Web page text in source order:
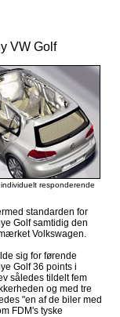
VW Golf
responderende
standarden for
Golf samtidig den
Volkswagen.
sig for førende
Golf 36 points i
således tildelt fem
og med tre
"en af de biler med
FDM's tyske